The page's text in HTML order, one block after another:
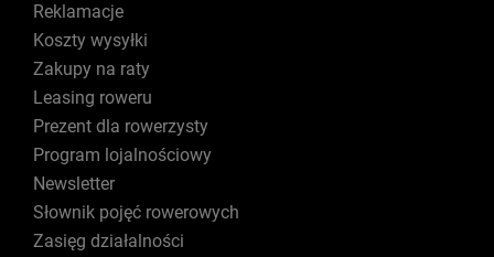
Reklamacje
Koszty wysyłki
Zakupy na raty
Leasing roweru
Prezent dla rowerzysty
Program lojalnościowy
Newsletter
Słownik pojęć rowerowych
Zasięg działalności